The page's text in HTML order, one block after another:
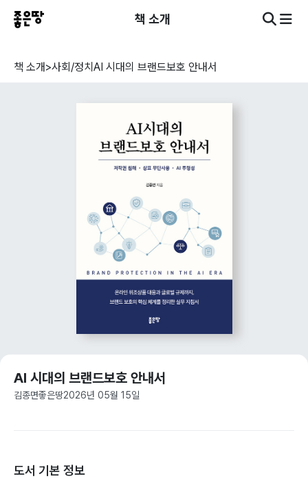
책 소개
책 소개>사회/정치 AI 시대의 브랜드보호 안내서
AI 시대의 브랜드보호 안내서
김종면좋은땅2026년 05월 15일
도서 기본 정보